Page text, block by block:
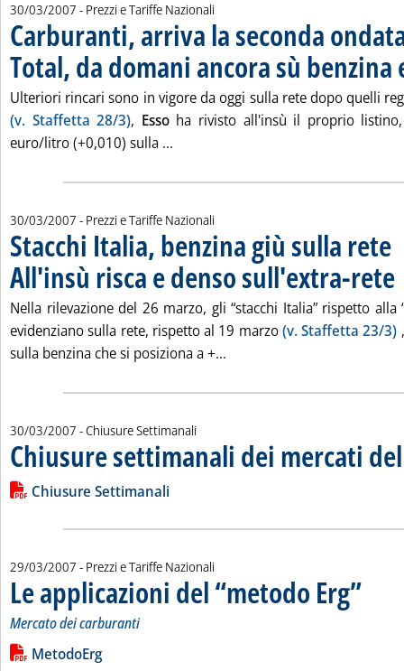
30/03/2007 - Prezzi e Tariffe Nazionali
Carburanti, arriva la seconda
Total, da domani ancora sù benzina
Ulteriori rincari sono in vigore da oggi sulla rete dopo quelli
(v. Staffetta 28/3), Essoha rivisto all'insù il proprio listino,
euro/litro (+0,010) sulla ...
30/03/2007 - Prezzi e Tariffe Nazionali
Stacchi Italia, benzina giù sulla rete
All'insù risca e denso sull'extra-rete
Nella rilevazione del 26 marzo, gli “stacchi Italia” rispetto alla
evidenziano sulla rete, rispetto al 19 marzo(v. Staffetta 23/3)
sulla benzina che si posiziona a +...
30/03/2007 - Chiusure Settimanali
Chiusure settimanali dei mercati
Leggi tutta la notizia: 'Chiusure settimanali dei mercati del
Lista allegati PDF alla notizia
Chiusure Settimanali
29/03/2007 - Prezzi e Tariffe Nazionali
Le applicazioni del “metodo Erg”..
Mercato dei carburanti
Leggi tutta la notizia: 'Le applicazioni del “metodo Erg”'
Lista allegati PDF alla notizia
MetodoErg